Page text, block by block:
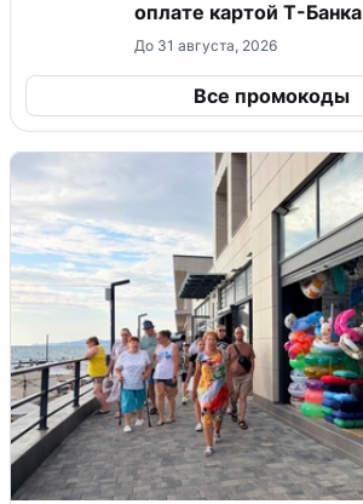
оплате картой Т-Банка
До 31 августа, 2026
Все промокоды